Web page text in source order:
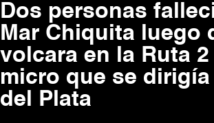
Dos personas
Mar Chiquita luego
volcara en la Ruta 2
micro que se dirigía
del Plata